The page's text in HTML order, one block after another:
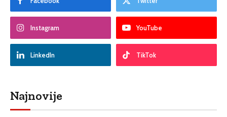
Instagram YouTube
LinkedIn TikTok
Najnovije